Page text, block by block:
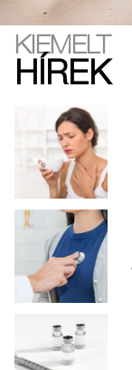
KIEMELT
HÍREK